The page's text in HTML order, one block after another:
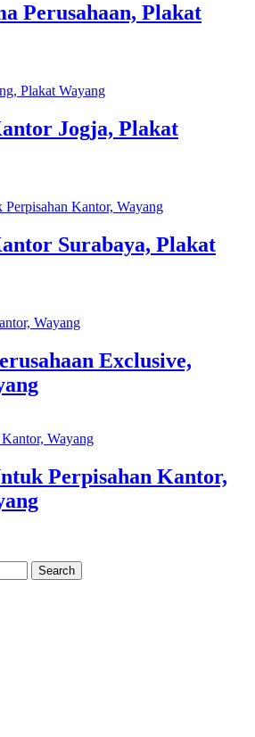
Perusahaan, Plakat
Jogja, Plakat
Surabaya, Plakat
Exclusive,
Perpisahan Kantor,